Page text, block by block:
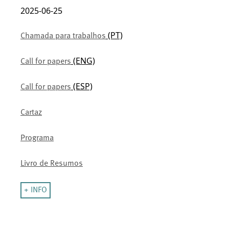
2025-06-25
Chamada para trabalhos (PT)
Call for papers (ENG)
Call for papers (ESP)
Cartaz
Programa
Livro de Resumos
+ INFO